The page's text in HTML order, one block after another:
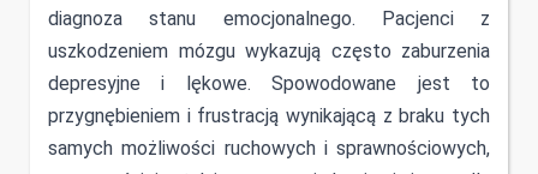
diagnoza stanu emocjonalnego. Pacjenci z
uszkodzeniem mózgu wykazują często zaburzenia
depresyjne i lękowe. Spowodowane jest to
przygnębieniem i frustracją wynikającą z braku tych
samych możliwości ruchowych i sprawnościowych,